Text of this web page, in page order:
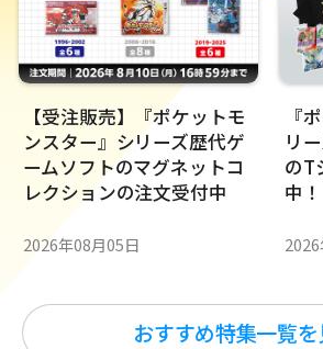
モバイルバッテリー（発売元：株
の自主回収およびご返金に関する
お願い
【受注販売】『ポケットモ
ンスター』シリーズ歴代ゲ
ームソフトのマグネットコ
レクションの注文受付中
2026年08月05日
『
リ
のT
中！
おすすめ特集一覧を